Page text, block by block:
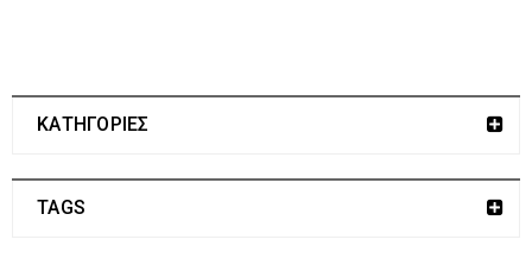
ΚΑΤΗΓΟΡΙΕΣ
TAGS